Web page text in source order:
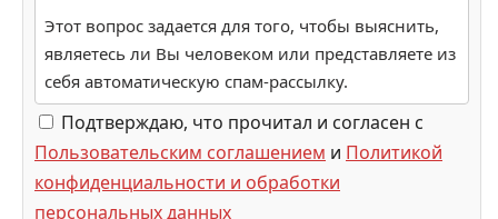
Этот вопрос задается для того, чтобы выяснить,
являетесь ли Вы человеком или представляете из
себя автоматическую спам-рассылку.
Подтверждаю, что прочитал и согласен с
Пользовательским соглашением и Политикой
конфиденциальности и обработки
персональных данных